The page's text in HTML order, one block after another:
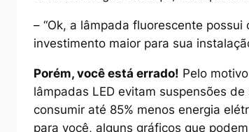
– “Ok, a lâmpada fluorescente
investimento maior para sua
Porém, você está errado! Pelo
lâmpadas LED evitam suspensões
consumir até 85% menos energia
para você, alguns gráficos que